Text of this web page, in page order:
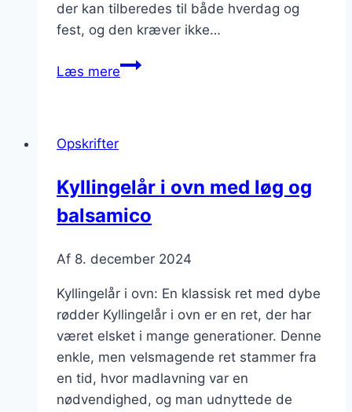
der kan tilberedes til både hverdag og
fest, og den kræver ikke…
Læs mereKyllingelår
Opskrifter
Kyllingelår i ovn med løg og
balsamico
Af 8. december 2024
Kyllingelår i ovn: En klassisk ret med dybe
rødder Kyllingelår i ovn er en ret, der har
været elsket i mange generationer. Denne
enkle, men velsmagende ret stammer fra
en tid, hvor madlavning var en
nødvendighed, og man udnyttede de